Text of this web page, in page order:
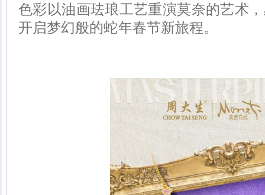
色彩以油画珐琅工艺重演莫奈的艺术
开启梦幻般的蛇年春节新旅程。